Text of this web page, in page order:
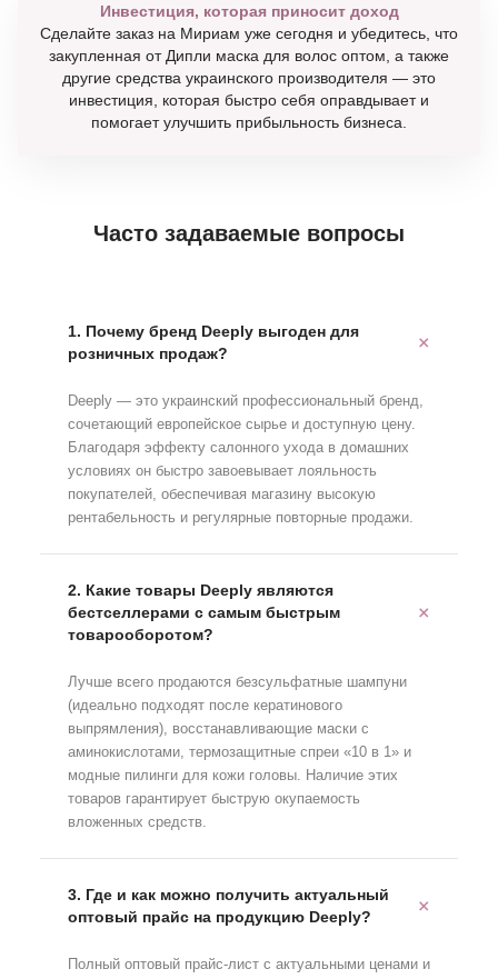
Инвестиция, которая приносит доход
Сделайте заказ на Мириам уже сегодня и убедитесь, что
закупленная от Дипли маска для волос оптом, а также
другие средства украинского производителя — это
инвестиция, которая быстро себя оправдывает и
помогает улучшить прибыльность бизнеса.
Часто задаваемые вопросы
1. Почему бренд Deeply выгоден для
розничных продаж?
Deeply — это украинский профессиональный бренд,
сочетающий европейское сырье и доступную цену.
Благодаря эффекту салонного ухода в домашних
условиях он быстро завоевывает лояльность
покупателей, обеспечивая магазину высокую
рентабельность и регулярные повторные продажи.
2. Какие товары Deeply являются
бестселлерами с самым быстрым
товарооборотом?
Лучше всего продаются безсульфатные шампуни
(идеально подходят после кератинового
выпрямления), восстанавливающие маски с
аминокислотами, термозащитные спреи «10 в 1» и
модные пилинги для кожи головы. Наличие этих
товаров гарантирует быструю окупаемость
вложенных средств.
3. Где и как можно получить актуальный
оптовый прайс на продукцию Deeply?
Полный оптовый прайс-лист с актуальными ценами и